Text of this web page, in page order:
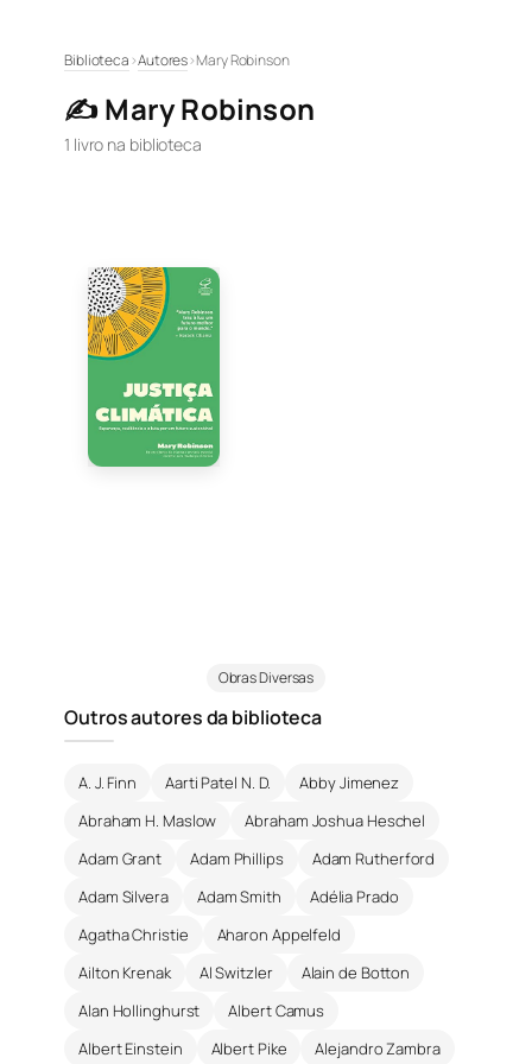
conteúdo
Biblioteca›Autores›Mary Robinson
✍️ Mary Robinson
1 livro na biblioteca
Obras Diversas
Outros autores da biblioteca
A. J. Finn Aarti Patel N. D.
Abby Jimenez
Abraham H. Maslow
Abraham Joshua Heschel
Adam Grant
Adam Phillips
Adam Rutherford
Adam Silvera
Adam Smith
Adélia Prado
Agatha Christie
Aharon Appelfeld
Ailton Krenak
Al Switzler
Alain de Botton
Alan Hollinghurst
Albert Camus
Albert Einstein
Albert Pike Alejandro Zambra